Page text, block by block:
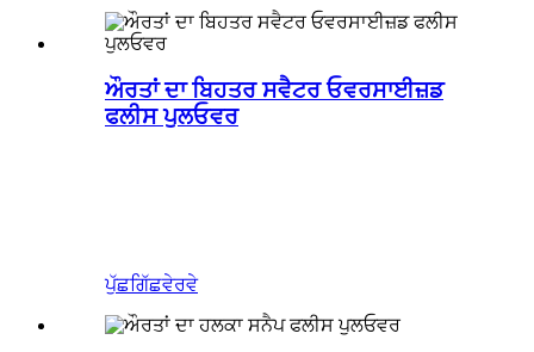
ਔਰਤਾਂ ਦਾ ਬਿਹਤਰ ਸਵੈਟਰ ਓਵਰਸਾਈਜ਼ਡ
ਫਲੀਸ ਪੁਲਓਵਰ
ਪੁੱਛਗਿੱਛਵੇਰਵੇ